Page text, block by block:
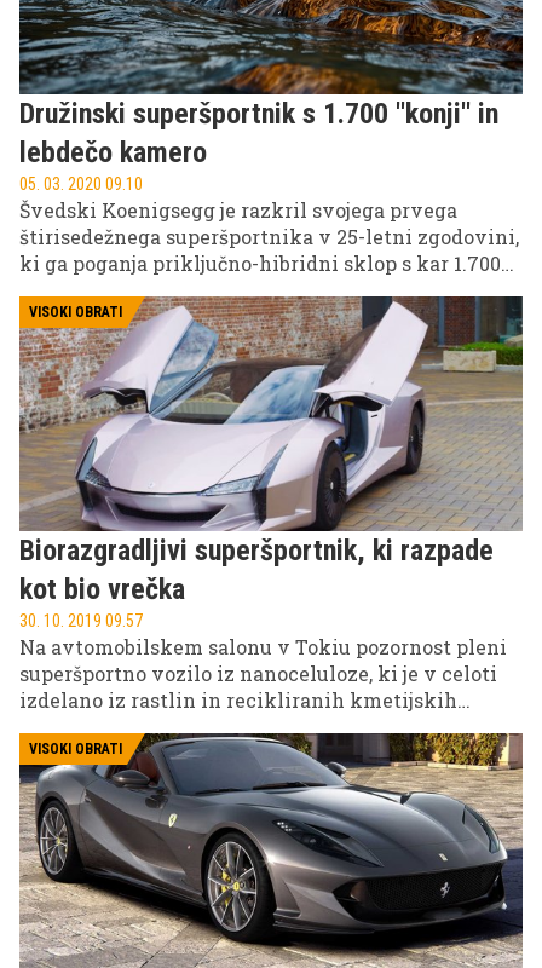
Družinski superšportnik s 1.700 ''konji'' in
lebdečo kamero
05. 03. 2020 09.10
Švedski Koenigsegg je razkril svojega prvega
štirisedežnega superšportnika v 25-letni zgodovini,
ki ga poganja priključno-hibridni sklop s kar 1.700
letni ustanovitelj znamke Christian von
Koenigsegg – ta si je že pri 22 letih uresničil
mladostniško željo, da bo proizvedel superšportni
avto – združiti zmogljivost superšportnikov s
praktičnostjo. Vse do popolnosti pooseblja gamera.
VISOKI OBRATI
Biorazgradljivi superšportnik, ki razpade
kot bio vrečka
30. 10. 2019 09.57
Na avtomobilskem salonu v Tokiu pozornost pleni
superšportno vozilo iz nanoceluloze, ki je v celoti
izdelano iz rastlin in recikliranih kmetijskih
VISOKI OBRATI